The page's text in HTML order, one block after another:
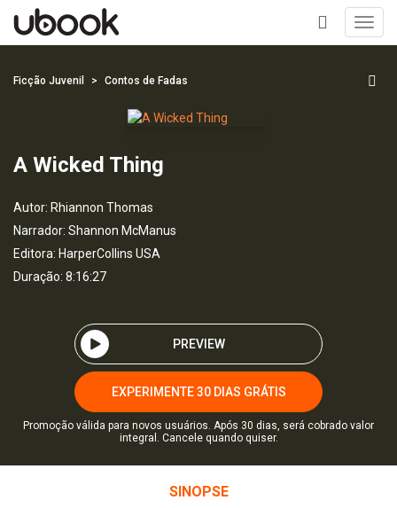
+
Ficção Juvenil Contos de Fadas
A Wicked Thing
Autor: Rhiannon Thomas
Narrador: Shannon McManus
Editora: HarperCollins USA
Duração: 8:16:27
PREVIEW
EXPERIMENTE 30 DIAS GRÁTIS
Promoção válida para novos usuários. Após 30 dias, será cobrado valor
integral. Cancele quando quiser.
SINOPSE